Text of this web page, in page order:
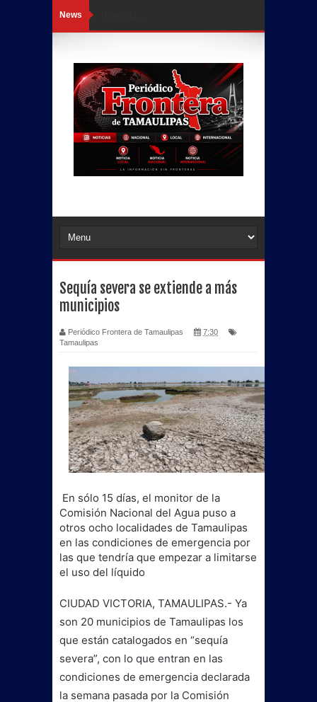
News
Sequía severa se extiende a más
municipios
Periódico Frontera de Tamaulipas
7:30
Tamaulipas
En sólo 15 días, el monitor de la
Comisión Nacional del Agua puso a
otros ocho localidades de Tamaulipas
en las condiciones de emergencia por
las que tendría que empezar a limitarse
el uso del líquido
CIUDAD VICTORIA, TAMAULIPAS.- Ya
son 20 municipios de Tamaulipas los
que están catalogados en “sequía
severa”, con lo que entran en las
condiciones de emergencia declarada
la semana pasada por la Comisión